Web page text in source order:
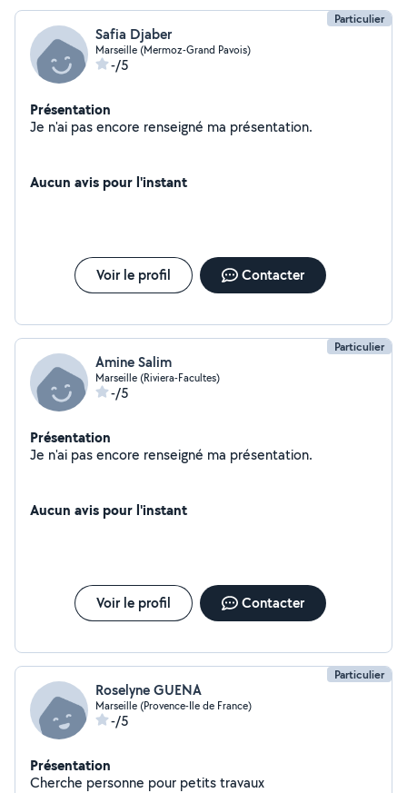
Particulier
Safia Djaber
Marseille (Mermoz-Grand Pavois)
-/5
Présentation
Je n'ai pas encore renseigné ma présentation.
Aucun avis pour l'instant
Voir le profil Contacter
Particulier
Amine Salim
Marseille (Riviera-Facultes)
-/5
Présentation
Je n'ai pas encore renseigné ma présentation.
Aucun avis pour l'instant
Voir le profil Contacter
Particulier
Roselyne GUENA
Marseille (Provence-Ile de France)
-/5
Présentation
Cherche personne pour petits travaux